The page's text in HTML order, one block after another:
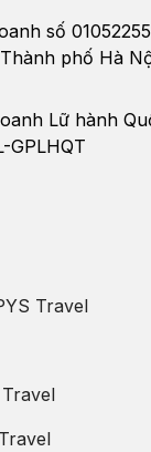
số
phố Hà
Lữ hành
GPLHQT
Travel